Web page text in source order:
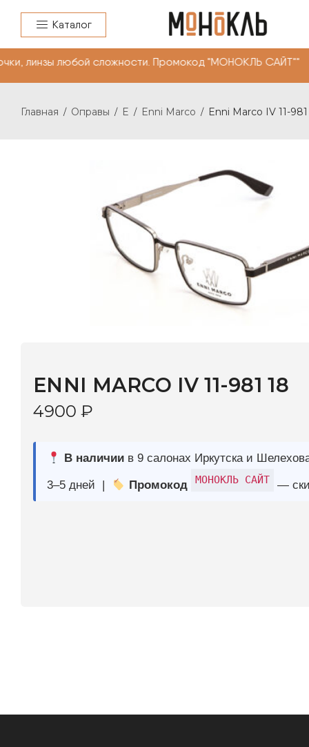
Каталог
любой сложности. Промокод "МОНОКЛЬ
Главная / Оправы / E / Enni Marco / Enni Marco IV 11-
В наличии в 9 салонах Иркутска и Шелехова |
3–5 дней |